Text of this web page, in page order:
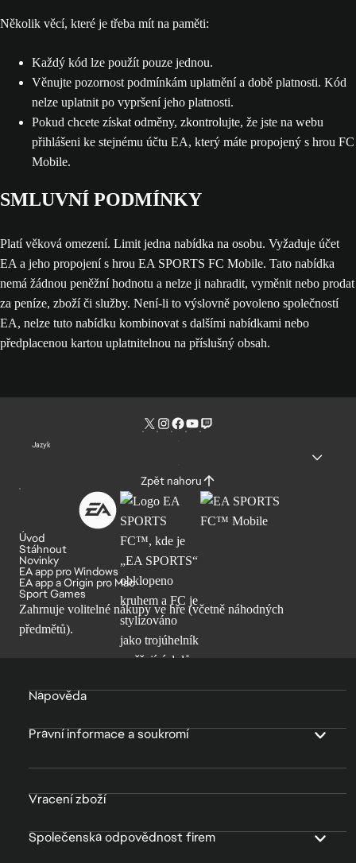
Několik věcí, které je třeba mít na paměti:
Každý kód lze použít pouze jednou.
Věnujte pozornost podmínkám uplatnění a době platnosti. Kód
nelze uplatnit po vypršení jeho platnosti.
Pokud chcete získat odměny, zkontrolujte, že jste na webu
přihlášeni ke stejnému účtu EA, který máte propojený s hrou FC
Mobile.
SMLUVNÍ PODMÍNKY
Platí věková omezení. Limit jedna nabídka na osobu. Vyžaduje účet
EA a jeho propojení s hrou EA SPORTS FC Mobile. Tato nabídka
nemá žádnou peněžní hodnotu a nelze ji nahradit, vyměnit nebo prodat
za peníze, zboží či služby. Není-li to výslovně povoleno společností
EA, nelze tuto nabídku kombinovat s dalšími nabídkami nebo
předplacenou kartou uplatnitelnou na příslušný obsah.
Jazyk
Zpět nahoru
Úvod
Stáhnout
Novinky
EA app pro Windows
EA app a Origin pro Mac
Sport Games
Zahrnuje volitelné nákupy ve hře (včetně náhodných
předmětů).
Nápověda
Právní informace a soukromí
Vracení zboží
Společenská odpovědnost firem